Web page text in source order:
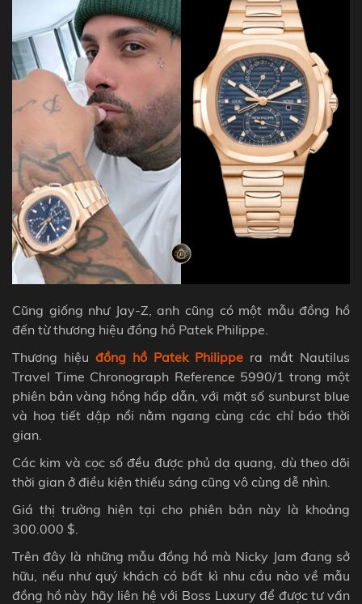
Cũng giống như Jay-Z, anh cũng có một mẫu đồng hồ
đến từ thương hiệu đồng hồ Patek Philippe.
Thương hiệu đồng hồ Patek Philippe ra mắt Nautilus
Travel Time Chronograph Reference 5990/1 trong một
phiên bản vàng hồng hấp dẫn, với mặt số sunburst blue
và hoạ tiết dập nổi nằm ngang cùng các chỉ báo thời
gian.
Các kim và cọc số đều được phủ dạ quang, dù theo dõi
thời gian ở điều kiện thiếu sáng cũng vô cùng dễ nhìn.
Giá thị trường hiện tại cho phiên bản này là khoảng
300.000 $.
Trên đây là những mẫu đồng hồ mà Nicky Jam đang sở
hữu, nếu như quý khách có bất kì nhu cầu nào về mẫu
đồng hồ này hãy liên hệ với Boss Luxury để được tư vấn